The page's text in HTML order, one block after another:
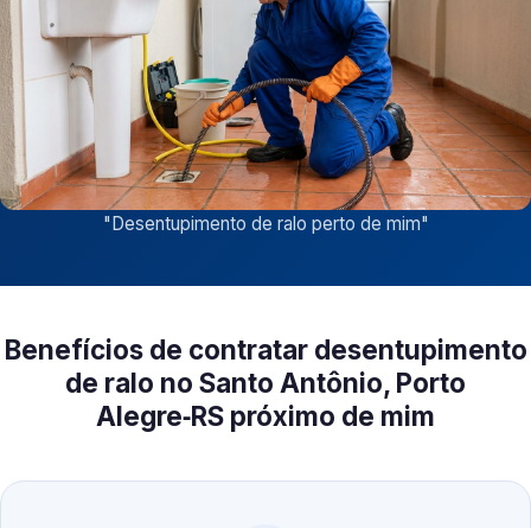
"Desentupimento de ralo perto de mim"
Benefícios de contratar desentupimento
de ralo no Santo Antônio, Porto
Alegre‑RS próximo de mim